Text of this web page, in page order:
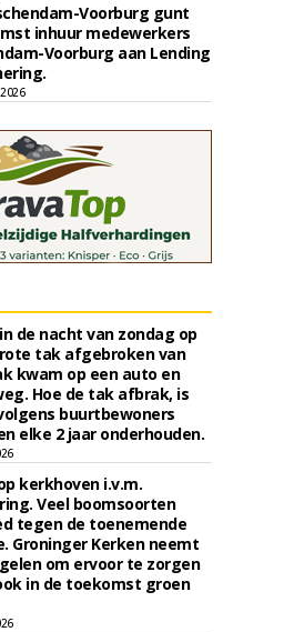
Voorburg gunt
inhuur medewerkers
Voorburg aan Lending
de nacht van zondag op
tak afgebroken van
kwam op een auto en
Hoe de tak afbrak, is
buurtbewoners
elke 2 jaar onderhouden.
kerkhoven i.v.m.
Veel boomsoorten
tegen de toenemende
Groninger Kerken neemt
om ervoor te zorgen
in de toekomst groen